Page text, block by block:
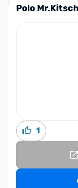
Polo
1